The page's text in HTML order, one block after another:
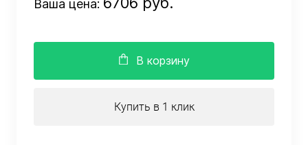
Ваша цена:
В корзину
Купить в 1 клик